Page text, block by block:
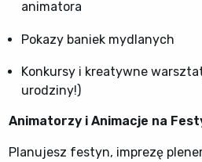
animatora
Pokazy baniek mydlanych
Konkursy i kreatywne
urodziny!)
Animatorzy i Animacje na
Planujesz festyn, imprezę